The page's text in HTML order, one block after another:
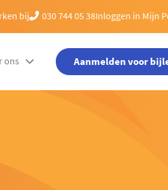
bij 030 744 05 38Inloggen in Mijn
ons Aanmelden voor